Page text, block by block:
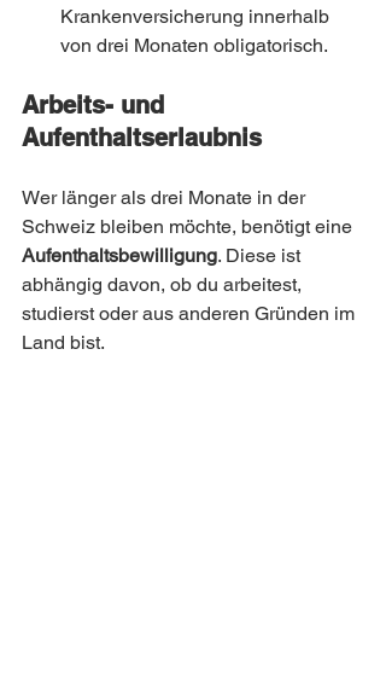
Krankenversicherung innerhalb
von drei Monaten obligatorisch.
Arbeits- und
Aufenthaltserlaubnis
Wer länger als drei Monate in der
Schweiz bleiben möchte, benötigt eine
Aufenthaltsbewilligung. Diese ist
abhängig davon, ob du arbeitest,
studierst oder aus anderen Gründen im
Land bist.